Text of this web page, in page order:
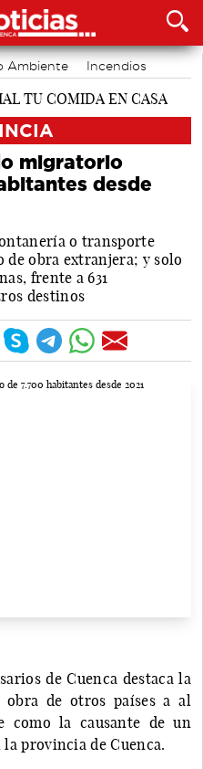
Ambiente
Incendios
migratorio
desde
o transporte
de obra extranjera; y solo
frente a 631
destinos
de Cuenca destaca la
de otros países a al
como la causante de un
provincia de Cuenca.